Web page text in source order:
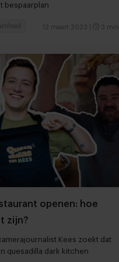
bespaarplan
12 maart 2023 3 min
openen: hoe
zijn?
Kees zoekt dat
quesadilla dark kitchen